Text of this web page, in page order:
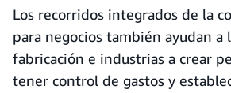
Los recorridos integrados de la
para negocios también ayudan a
fabricación e industrias a crear
tener control de gastos y